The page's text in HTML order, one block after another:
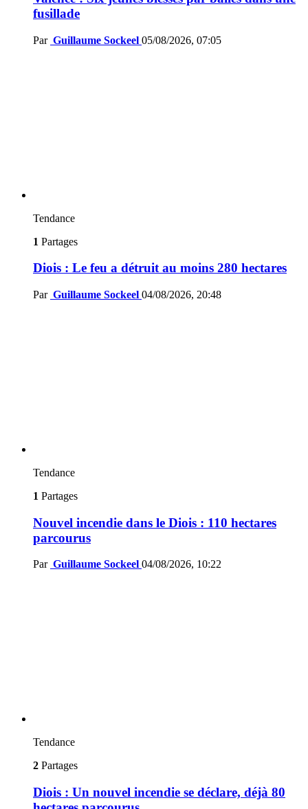
fusillade
Par Guillaume Sockeel 05/08/2026, 07:05
Tendance
1 Partages
Diois : Le feu a détruit au moins 280 hectares
Par Guillaume Sockeel 04/08/2026, 20:48
Tendance
1 Partages
Nouvel incendie dans le Diois : 110 hectares
parcourus
Par Guillaume Sockeel 04/08/2026, 10:22
Tendance
2 Partages
Diois : Un nouvel incendie se déclare, déjà 80